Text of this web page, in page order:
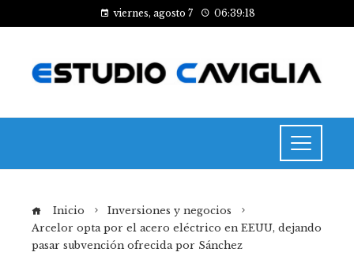
viernes, agosto 7 06:39:18
Inicio
Inversiones y negocios
Arcelor opta por el acero eléctrico en EEUU, dejando
pasar subvención ofrecida por Sánchez